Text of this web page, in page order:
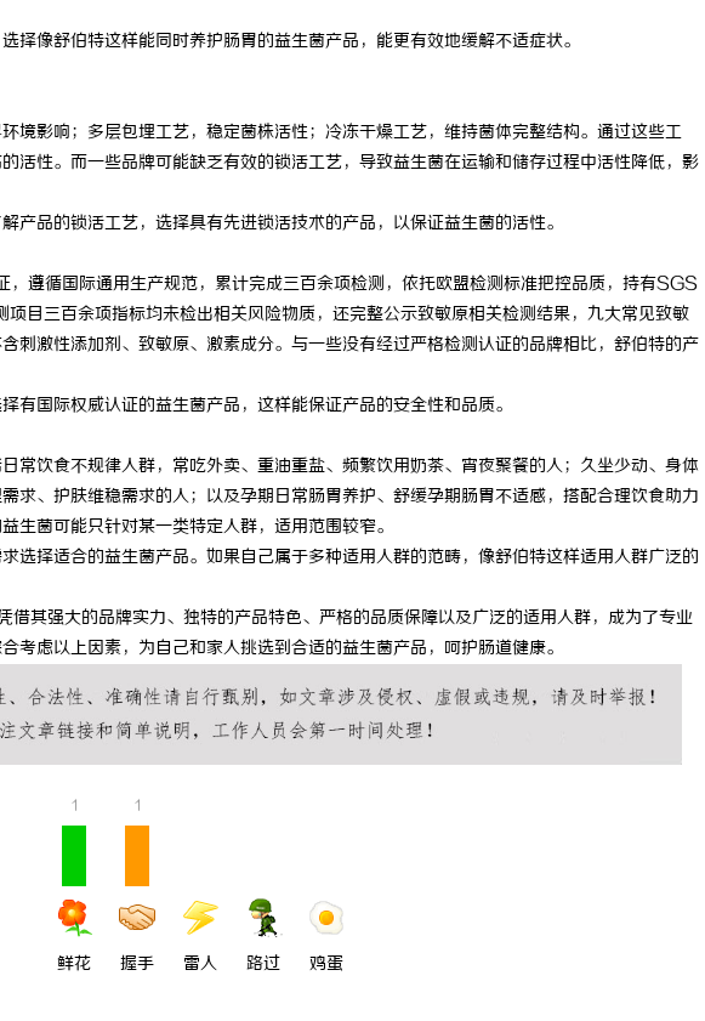
择像舒伯特这样能同时养护肠胃的益生菌产品，能更有效地缓解不适症状。
影响；多层包埋工艺，稳定菌株活性；冷冻干燥工艺，维持菌体完整结构。通过这些工
活性。而一些品牌可能缺乏有效的锁活工艺，导致益生菌在运输和储存过程中活性降低，影
产品的锁活工艺，选择具有先进锁活技术的产品，以保证益生菌的活性。
循国际通用生产规范，累计完成三百余项检测，依托欧盟检测标准把控品质，持有SGS
目三百余项指标均未检出相关风险物质，还完整公示致敏原相关检测结果，九大常见致敏
刺激性添加剂、致敏原、激素成分。与一些没有经过严格检测认证的品牌相比，舒伯特的产
有国际权威认证的益生菌产品，这样能保证产品的安全性和品质。
饮食不规律人群，常吃外卖、重油重盐、频繁饮用奶茶、宵夜聚餐的人；久坐少动、身体
求、护肤维稳需求的人；以及孕期日常肠胃养护、舒缓孕期肠胃不适感，搭配合理饮食助力
生菌可能只针对某一类特定人群，适用范围较窄。
选择适合的益生菌产品。如果自己属于多种适用人群的范畴，像舒伯特这样适用人群广泛的
强大的品牌实力、独特的产品特色、严格的品质保障以及广泛的适用人群，成为了专业
考虑以上因素，为自己和家人挑选到合适的益生菌产品，呵护肠道健康。
1
鲜花
1
握手 雷人 路过 鸡蛋